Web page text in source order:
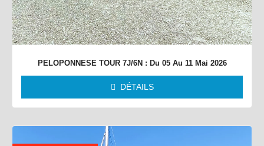
PELOPONNESE TOUR 7J/6N : Du 05 Au 11 Mai 2026
DÉTAILS